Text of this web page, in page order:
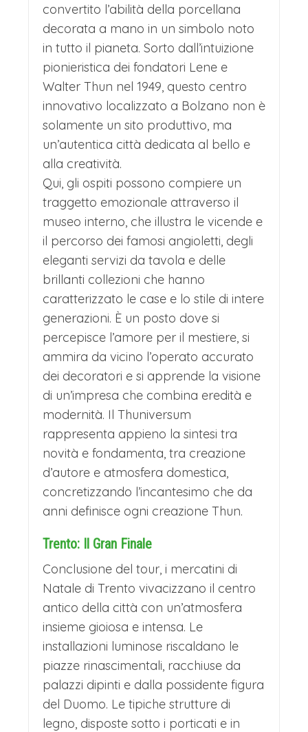
convertito l’abilità della porcellana
decorata a mano in un simbolo noto
in tutto il pianeta. Sorto dall’intuizione
pionieristica dei fondatori Lene e
Walter Thun nel 1949, questo centro
innovativo localizzato a Bolzano non è
solamente un sito produttivo, ma
un’autentica città dedicata al bello e
alla creatività.
Qui, gli ospiti possono compiere un
traggetto emozionale attraverso il
museo interno, che illustra le vicende e
il percorso dei famosi angioletti, degli
eleganti servizi da tavola e delle
brillanti collezioni che hanno
caratterizzato le case e lo stile di intere
generazioni. È un posto dove si
percepisce l’amore per il mestiere, si
ammira da vicino l’operato accurato
dei decoratori e si apprende la visione
di un’impresa che combina eredità e
modernità. Il Thuniversum
rappresenta appieno la sintesi tra
novità e fondamenta, tra creazione
d’autore e atmosfera domestica,
concretizzando l’incantesimo che da
anni definisce ogni creazione Thun.
Trento: Il Gran Finale
Conclusione del tour, i mercatini di
Natale di Trento vivacizzano il centro
antico della città con un’atmosfera
insieme gioiosa e intensa. Le
installazioni luminose riscaldano le
piazze rinascimentali, racchiuse da
palazzi dipinti e dalla possidente figura
del Duomo. Le tipiche strutture di
legno, disposte sotto i porticati e in